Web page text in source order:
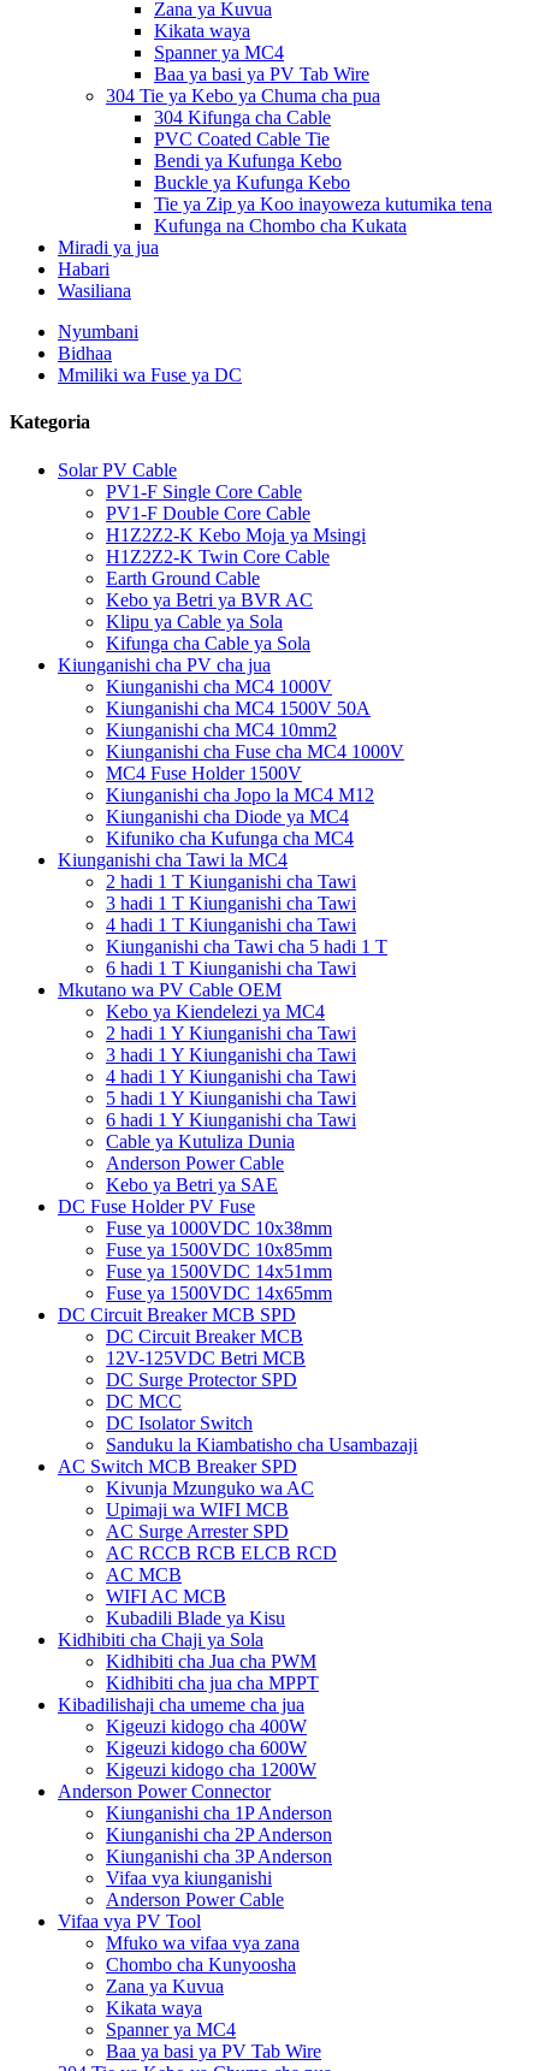
Zana ya Kuvua
Kikata waya
Spanner ya MC4
Baa ya basi ya PV Tab Wire
304 Tie ya Kebo ya Chuma cha pua
304 Kifunga cha Cable
PVC Coated Cable Tie
Bendi ya Kufunga Kebo
Buckle ya Kufunga Kebo
Tie ya Zip ya Koo inayoweza kutumika tena
Kufunga na Chombo cha Kukata
Miradi ya jua
Habari
Wasiliana
Nyumbani
Bidhaa
Mmiliki wa Fuse ya DC
Kategoria
Solar PV Cable
PV1-F Single Core Cable
PV1-F Double Core Cable
H1Z2Z2-K Kebo Moja ya Msingi
H1Z2Z2-K Twin Core Cable
Earth Ground Cable
Kebo ya Betri ya BVR AC
Klipu ya Cable ya Sola
Kifunga cha Cable ya Sola
Kiunganishi cha PV cha jua
Kiunganishi cha MC4 1000V
Kiunganishi cha MC4 1500V 50A
Kiunganishi cha MC4 10mm2
Kiunganishi cha Fuse cha MC4 1000V
MC4 Fuse Holder 1500V
Kiunganishi cha Jopo la MC4 M12
Kiunganishi cha Diode ya MC4
Kifuniko cha Kufunga cha MC4
Kiunganishi cha Tawi la MC4
2 hadi 1 T Kiunganishi cha Tawi
3 hadi 1 T Kiunganishi cha Tawi
4 hadi 1 T Kiunganishi cha Tawi
Kiunganishi cha Tawi cha 5 hadi 1 T
6 hadi 1 T Kiunganishi cha Tawi
Mkutano wa PV Cable OEM
Kebo ya Kiendelezi ya MC4
2 hadi 1 Y Kiunganishi cha Tawi
3 hadi 1 Y Kiunganishi cha Tawi
4 hadi 1 Y Kiunganishi cha Tawi
5 hadi 1 Y Kiunganishi cha Tawi
6 hadi 1 Y Kiunganishi cha Tawi
Cable ya Kutuliza Dunia
Anderson Power Cable
Kebo ya Betri ya SAE
DC Fuse Holder PV Fuse
Fuse ya 1000VDC 10x38mm
Fuse ya 1500VDC 10x85mm
Fuse ya 1500VDC 14x51mm
Fuse ya 1500VDC 14x65mm
DC Circuit Breaker MCB SPD
DC Circuit Breaker MCB
12V-125VDC Betri MCB
DC Surge Protector SPD
DC MCC
DC Isolator Switch
Sanduku la Kiambatisho cha Usambazaji
AC Switch MCB Breaker SPD
Kivunja Mzunguko wa AC
Upimaji wa WIFI MCB
AC Surge Arrester SPD
AC RCCB RCB ELCB RCD
AC MCB
WIFI AC MCB
Kubadili Blade ya Kisu
Kidhibiti cha Chaji ya Sola
Kidhibiti cha Jua cha PWM
Kidhibiti cha jua cha MPPT
Kibadilishaji cha umeme cha jua
Kigeuzi kidogo cha 400W
Kigeuzi kidogo cha 600W
Kigeuzi kidogo cha 1200W
Anderson Power Connector
Kiunganishi cha 1P Anderson
Kiunganishi cha 2P Anderson
Kiunganishi cha 3P Anderson
Vifaa vya kiunganishi
Anderson Power Cable
Vifaa vya PV Tool
Mfuko wa vifaa vya zana
Chombo cha Kunyoosha
Zana ya Kuvua
Kikata waya
Spanner ya MC4
Baa ya basi ya PV Tab Wire